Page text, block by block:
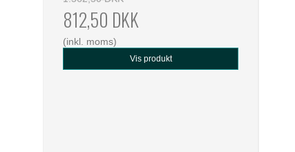
812,50 DKK
(inkl. moms)
Vis produkt